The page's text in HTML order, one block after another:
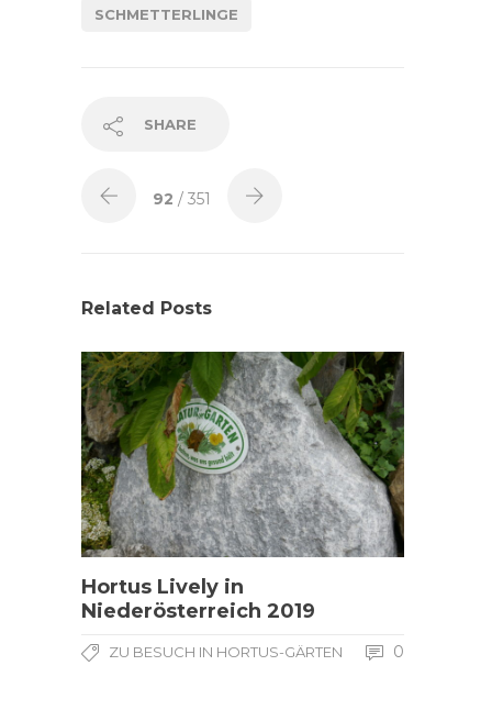
SCHMETTERLINGE
SHARE
92 / 351
Related Posts
Hortus Lively in
Niederösterreich 2019
ZU BESUCH IN HORTUS-GÄRTEN 0